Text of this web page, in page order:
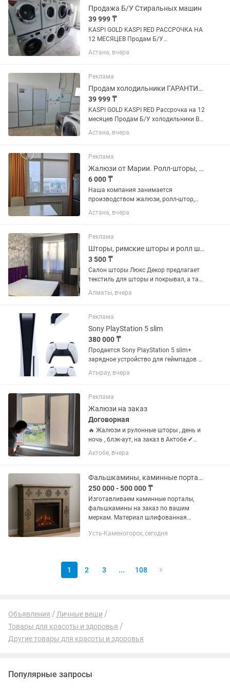
Продажа Б/У Стиральных машин
39 999 ₸
KASPI GOLD KASPI RED РАССРОЧКА НА
12 МЕСЯЦЕВ Продам Б/У
Холодильники и Стиральные машины
С доставкой С гарантией Наш Адрес:
Астана, вчера
Реклама
Продам холодильники ГАРАНТИЯ +ДОСТАВКА по городу БЕСПЛАТНО
39 999 ₸
KASPI GOLD KASPI RED Рассрочка на 12
месяцев Продам Б/У холодильники В
отличном рабочем состоянии.
Гарантия +Доставка ПО ГОРОДУ
ул.Абылайхана дом 62
Астана, вчера
Реклама
Жалюзи от Марии. Ролл-шторы, Жалюзи, Сетки
6 000 ₸
Наша компания занимается
производством жалюзи, ролл-штор,
москитной сетки более 18 лет. В нашей
компании вы сможете заказать
жалюзи, рулонные шторы;как для
дома, так и...
Астана, вчера
Реклама
Шторы, римские шторы и ролл шторы
3 500 ₸
Салон шторы Люкс Декор предлагает
текстиль для шторы и покрывал, а так
же пошив шторы на заказ. Мы с
радостью привезем салон к Вам!!!
Алматы, вчера
Реклама
Sony PlayStation 5 slim
380 000 ₸
Продается Sony PlayStation 5 slim+
зарядное устройство для геймпадов +
2шт геймпад + Фифа 25+Юфс 5+
Undispited +Gta 5 + Форнайт. Почти
Kaspi 0-0-12, Kaspi RED. За...
Атырау, вчера
Реклама
Жалюзи на заказ
Договорная
🔥 Жалюзи и рулонные шторы , день и
ночь , блэк-аут, на заказ в Актобе ✔
День-ночь✔ Рулонные жалюзи✔
Большой выбор тканей и цветов✔
ключ✔ Быстро и аккуратно Создадим...
Актобе, вчера
Фальшкамины, каминные порталы на заказ.Камин.
250 000 - 500 000 ₸
Изготавливаем каминные порталы,
фальшкамины на заказ по вашим
меркам. Материал шлифованная
изготовления от 2х недель. Доставка
Усть-Каменогорск, сегодня
1 2 3 ... 108
Объявления
Личные вещи
Товары для красоты и здоровья
Другие товары для красоты и здоровья
Популярные запросы